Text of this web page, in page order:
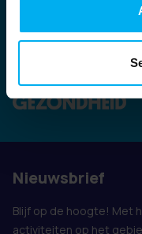
Ook vertegenwoordigd
Nieuwsbrief
Blijf op de hoogte! Met
activiteiten op het